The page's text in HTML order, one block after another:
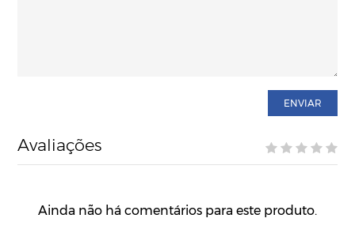
ENVIAR
Avaliações
Ainda não há comentários para este produto.